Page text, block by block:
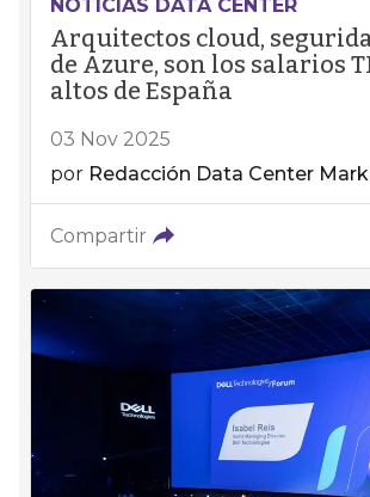
NOTICIAS DATA CENTER
Arquitectos cloud,
de Azure, son los salarios
altos de España
03 Nov 2025
por Redacción Data Center
Compartir